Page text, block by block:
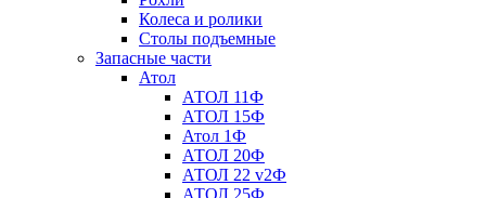
Колеса и ролики
Столы подъемные
Запасные части
Атол
АТОЛ 11Ф
АТОЛ 15Ф
Атол 1Ф
АТОЛ 20Ф
АТОЛ 22 v2Ф
АТОЛ 25Ф